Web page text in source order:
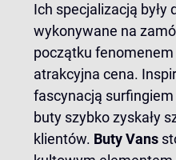
Ich specjalizacją były
wykonywane na
początku fenomenem
atrakcyjna cena.
fascynacją
buty szybko zyskały
klientów. Buty Vans